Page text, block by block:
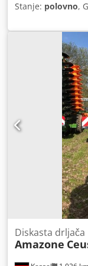
Stanje: polovno,
Diskasta drljača
Amazone